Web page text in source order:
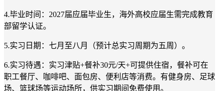
4.毕业时间：2027届应届毕业生，海外高校应届生需完成教育
部留学认证。
5.实习日期：七月至八月（预计总实习周期为五周）。
6.实习待遇：实习津贴+餐补30元/天+可提供住宿，餐补可在
职工餐厅、咖啡吧、面包房、便利店等消费。有健身房、足球
场、篮球场等运动场所，供实习期间免费使用。